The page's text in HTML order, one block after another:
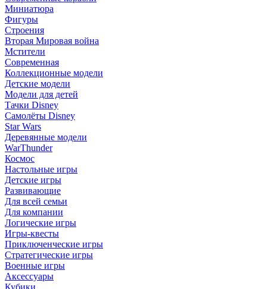
Миниатюра
Фигуры
Строения
Вторая Мировая война
Мстители
Современная
Коллекционные модели
Детские модели
Модели для детей
Тачки Disney
Самолёты Disney
Star Wars
Деревянные модели
WarThunder
Космос
Настольные игры
Детские игры
Развивающие
Для всей семьи
Для компании
Логические игры
Игры-квесты
Приключенческие игры
Стратегические игры
Военные игры
Аксессуары
Кубики